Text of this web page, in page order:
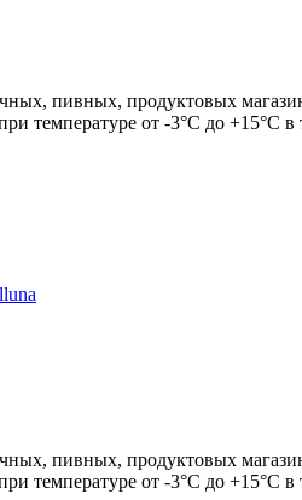
пивных, продуктовых
температуре от -3°С до +15°С
пивных, продуктовых
температуре от -3°С до +15°С